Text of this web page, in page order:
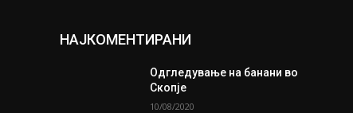
НАЈКОМЕНТИРАНИ
Одгледување на банани во
Скопје
10/08/2020